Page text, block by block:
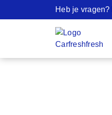
Heb je